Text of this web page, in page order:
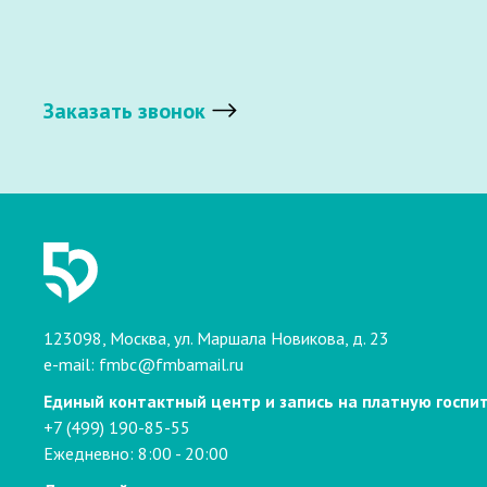
Заказать звонок
123098, Москва, ул. Маршала Новикова, д. 23
e-mail: fmbc@fmbamail.ru
Единый контактный центр и запись на платную
+7 (499) 190-85-55
Ежедневно: 8:00 - 20:00